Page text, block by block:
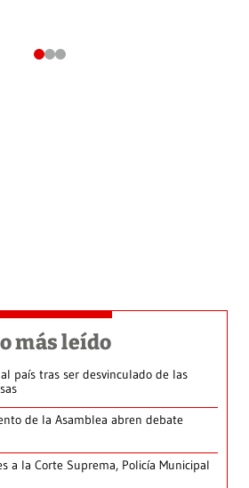
más leído
país tras ser desvinculado de las
de la Asamblea abren debate
a la Corte Suprema, Policía Municipal